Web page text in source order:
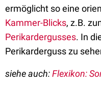
ermöglicht so eine
Kammer-Blicks, z.B.
Perikardergusses. In
Perikarderguss zu
sieheauch:Flexikon: